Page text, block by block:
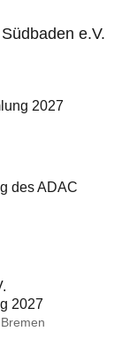
e.V.
2027
des ADAC
2027